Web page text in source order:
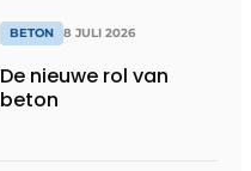
BETON 8 JULI 2026
De nieuwe rol van
beton